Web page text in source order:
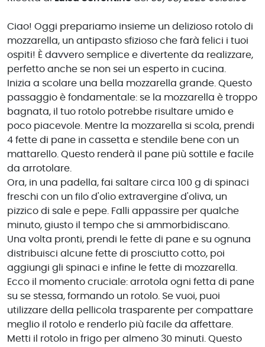
Ciao! Oggi prepariamo insieme un delizioso rotolo di
mozzarella, un antipasto sfizioso che farà felici i tuoi
ospiti! È davvero semplice e divertente da realizzare,
perfetto anche se non sei un esperto in cucina.
Inizia a scolare una bella mozzarella grande. Questo
passaggio è fondamentale: se la mozzarella è troppo
bagnata, il tuo rotolo potrebbe risultare umido e
poco piacevole. Mentre la mozzarella si scola, prendi
4 fette di pane in cassetta e stendile bene con un
mattarello. Questo renderà il pane più sottile e facile
da arrotolare.
Ora, in una padella, fai saltare circa 100 g di spinaci
freschi con un filo d'olio extravergine d'oliva, un
pizzico di sale e pepe. Falli appassire per qualche
minuto, giusto il tempo che si ammorbidiscano.
Una volta pronti, prendi le fette di pane e su ognuna
distribuisci alcune fette di prosciutto cotto, poi
aggiungi gli spinaci e infine le fette di mozzarella.
Ecco il momento cruciale: arrotola ogni fetta di pane
su se stessa, formando un rotolo. Se vuoi, puoi
utilizzare della pellicola trasparente per compattare
meglio il rotolo e renderlo più facile da affettare.
Metti il rotolo in frigo per almeno 30 minuti. Questo